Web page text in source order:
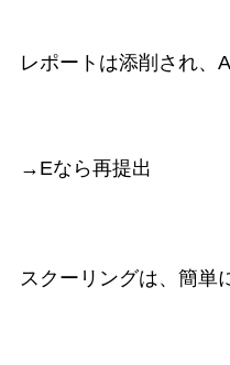
レポートは添削され、
→Eなら再提出
スクーリングは、簡単